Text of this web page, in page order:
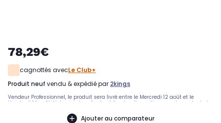
78,29€
cagnottés avecLe Club+
produit neuf vendu & expédié par 2kings
Vendeur Professionnel, le produit sera livré entre le Mercredi 12 août et le
Vendredi 14 août. Notre service client est à votre disposition avant, pendant et
Ajouter au comparateur